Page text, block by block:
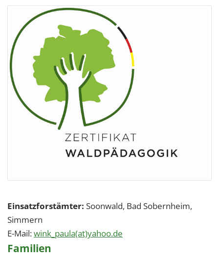
Einsatzforstämter: Soonwald, Bad Sobernheim,
Simmern
E-Mail:wink_paula(at)yahoo.de
Familien